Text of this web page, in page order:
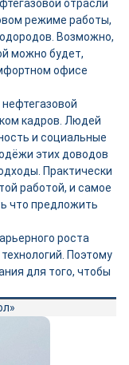
отрасли
режиме работы,
Возможно,
можно будет,
офисе
кадров. Людей
и социальные
этих доводов
Практически
работой, и самое
что предложить
роста
Поэтому
для того, чтобы